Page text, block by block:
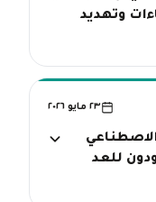
وتهديد
٢٣ مايو ٢٠٢٦
للعد